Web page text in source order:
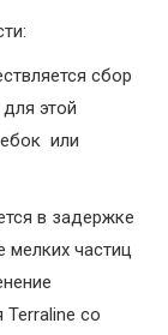
сбор
этой
или
в задержке
мелких частиц
со